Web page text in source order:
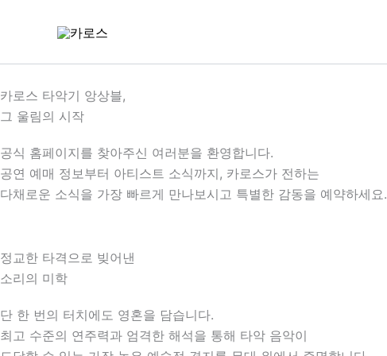
건
너
기
카로스 타악기 앙상블,
그 울림의 시작
공식 홈페이지를 찾아주신 여러분을 환영합니다.
공연 예매 정보부터 아티스트 소식까지, 카로스가 전하는
다채로운 소식을 가장 빠르게 만나보시고 특별한 감동을 예약하세요.
정교한 타격으로 빚어낸
소리의 미학
단 한 번의 터치에도 영혼을 담습니다.
최고 수준의 연주력과 엄격한 해석을 통해 타악 음악이